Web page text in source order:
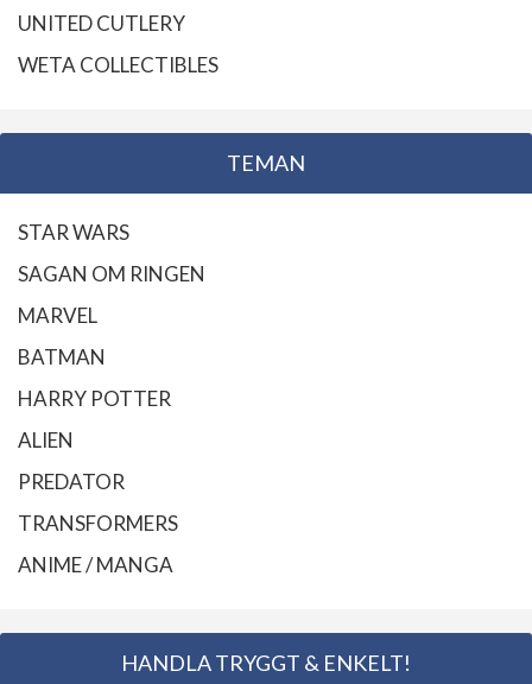
UNITED CUTLERY
WETA COLLECTIBLES
TEMAN
STAR WARS
SAGAN OM RINGEN
MARVEL
BATMAN
HARRY POTTER
ALIEN
PREDATOR
TRANSFORMERS
ANIME / MANGA
HANDLA TRYGGT & ENKELT!